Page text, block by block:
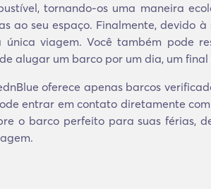
tornando-os uma maneira
ao seu espaço. Finalmente, devido
viagem. Você também pode
alugar um barco por um dia, um
oferece apenas barcos
entrar em contato diretamente
o barco perfeito para suas férias,